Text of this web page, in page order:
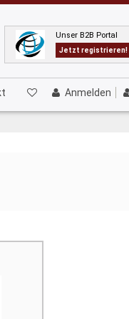
Unser B2B Portal
Jetzt registrieren!
Anmelden